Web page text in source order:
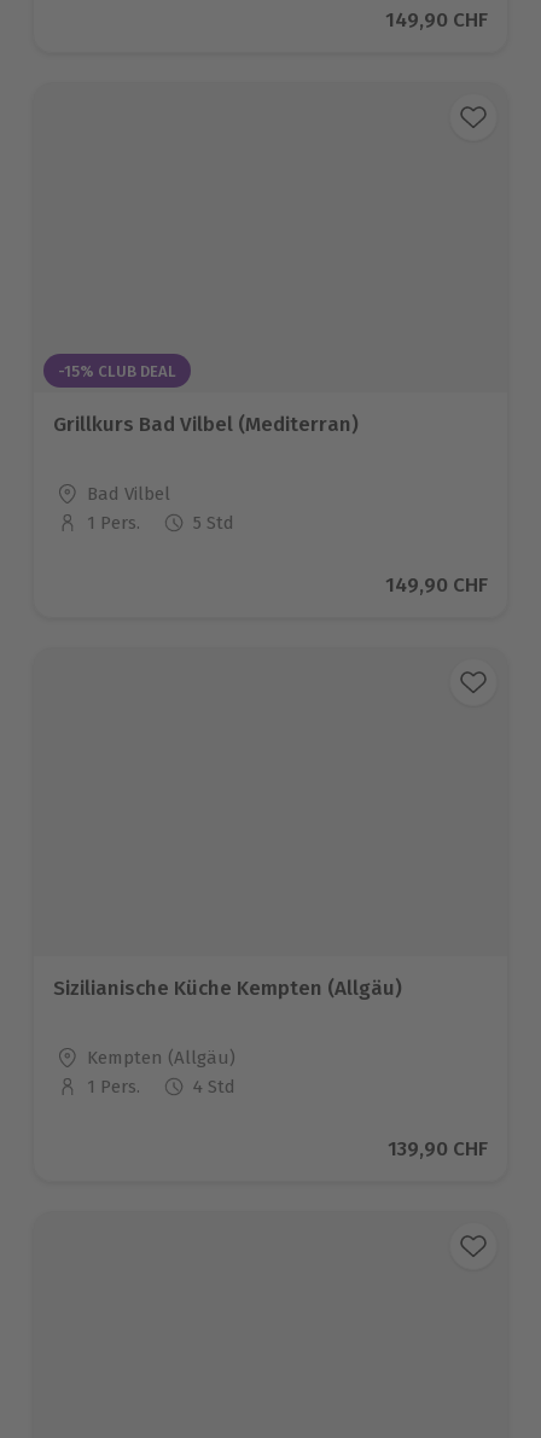
Aktueller Preis
149,90 CHF
-15% CLUB DEAL
Grillkurs Bad Vilbel (Mediterran)
Standort
Bad Vilbel
Anzahl der Teilnehmer
1 Pers. 5 Std
Aktueller Preis
149,90 CHF
Sizilianische Küche Kempten (Allgäu)
Standort
Kempten (Allgäu)
Anzahl der Teilnehmer
1 Pers. 4 Std
Aktueller Preis
139,90 CHF